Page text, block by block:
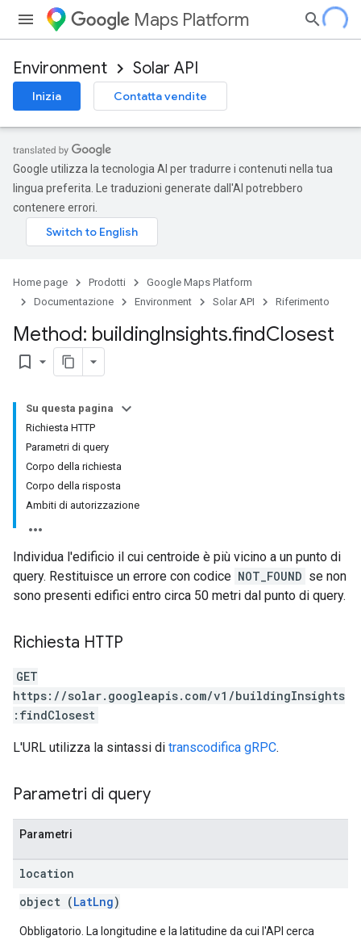
Maps Platform
Environment Solar API
Inizia Contatta vendite
Google utilizza la tecnologia AI per tradurre i contenuti nella tua
lingua preferita. Le traduzioni generate dall'AI potrebbero
contenere errori.
Home page Prodotti
Google Maps Platform
Documentazione
Environment Solar API Riferimento
Method: buildingInsights.findClosest
bookmark_border
Su questa pagina
Richiesta HTTP
Parametri di query
Corpo della richiesta
Corpo della risposta
Ambiti di autorizzazione
Individua l'edificio il cui centroide è più vicino a un punto di
query. Restituisce un errore con codice NOT_FOUND se non
sono presenti edifici entro circa 50 metri dal punto di query.
Richiesta HTTP
GET
https://solar.googleapis.com/v1/buildingInsights
:findClosest
L'URL utilizza la sintassi di transcodifica gRPC.
Parametri di query
Parametri
location
object (LatLng)
Obbligatorio. La longitudine e la latitudine da cui l'API cerca